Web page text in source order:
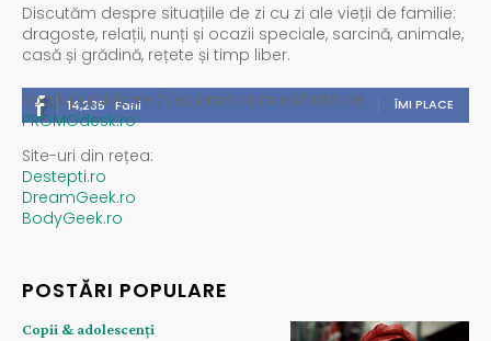
Discutăm despre situațiile de zi cu zi ale vieții de familie:
dragoste, relații, nunți și ocazii speciale, sarcină, animale,
casă și grădină, rețete și timp liber.
14,235 Fani ÎMI PLACE
Spații publicitare / reclamă administrată de
PROMOdesk.ro
Site-uri din rețea:
Destepti.ro
DreamGeek.ro
BodyGeek.ro
POSTĂRI POPULARE
Copii & adolescenți